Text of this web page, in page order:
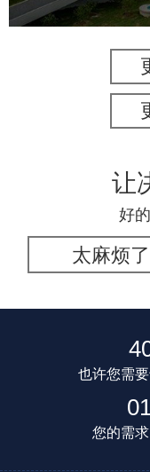
让
好
太麻烦
也许您需
您的需